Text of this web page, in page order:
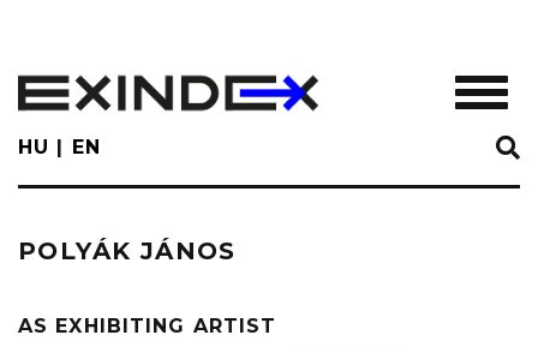
main
content
HU EN
POLYÁK JÁNOS
AS EXHIBITING ARTIST